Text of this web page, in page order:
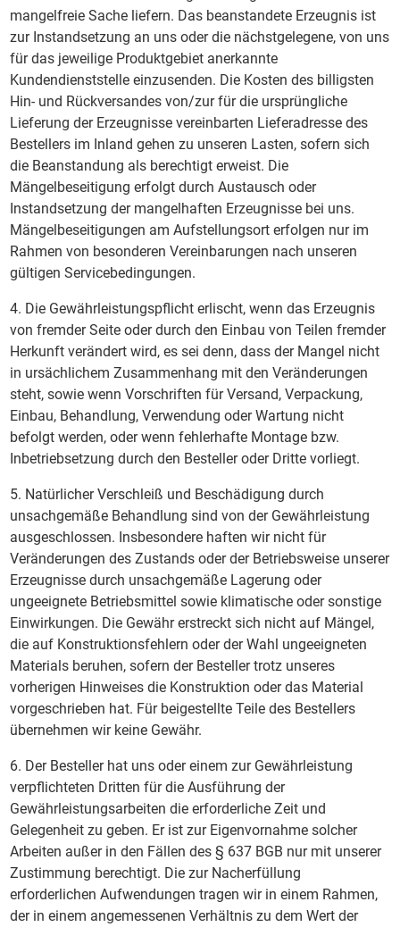
mangelfreie Sache liefern. Das beanstandete Erzeugnis ist
zur Instandsetzung an uns oder die nächstgelegene, von uns
für das jeweilige Produktgebiet anerkannte
Kundendienststelle einzusenden. Die Kosten des billigsten
Hin- und Rückversandes von/zur für die ursprüngliche
Lieferung der Erzeugnisse vereinbarten Lieferadresse des
Bestellers im Inland gehen zu unseren Lasten, sofern sich
die Beanstandung als berechtigt erweist. Die
Mängelbeseitigung erfolgt durch Austausch oder
Instandsetzung der mangelhaften Erzeugnisse bei uns.
Mängelbeseitigungen am Aufstellungsort erfolgen nur im
Rahmen von besonderen Vereinbarungen nach unseren
gültigen Servicebedingungen.
4. Die Gewährleistungspflicht erlischt, wenn das Erzeugnis
von fremder Seite oder durch den Einbau von Teilen fremder
Herkunft verändert wird, es sei denn, dass der Mangel nicht
in ursächlichem Zusammenhang mit den Veränderungen
steht, sowie wenn Vorschriften für Versand, Verpackung,
Einbau, Behandlung, Verwendung oder Wartung nicht
befolgt werden, oder wenn fehlerhafte Montage bzw.
Inbetriebsetzung durch den Besteller oder Dritte vorliegt.
5. Natürlicher Verschleiß und Beschädigung durch
unsachgemäße Behandlung sind von der Gewährleistung
ausgeschlossen. Insbesondere haften wir nicht für
Veränderungen des Zustands oder der Betriebsweise unserer
Erzeugnisse durch unsachgemäße Lagerung oder
ungeeignete Betriebsmittel sowie klimatische oder sonstige
Einwirkungen. Die Gewähr erstreckt sich nicht auf Mängel,
die auf Konstruktionsfehlern oder der Wahl ungeeigneten
Materials beruhen, sofern der Besteller trotz unseres
vorherigen Hinweises die Konstruktion oder das Material
vorgeschrieben hat. Für beigestellte Teile des Bestellers
übernehmen wir keine Gewähr.
6. Der Besteller hat uns oder einem zur Gewährleistung
verpflichteten Dritten für die Ausführung der
Gewährleistungsarbeiten die erforderliche Zeit und
Gelegenheit zu geben. Er ist zur Eigenvornahme solcher
Arbeiten außer in den Fällen des § 637 BGB nur mit unserer
Zustimmung berechtigt. Die zur Nacherfüllung
erforderlichen Aufwendungen tragen wir in einem Rahmen,
der in einem angemessenen Verhältnis zu dem Wert der